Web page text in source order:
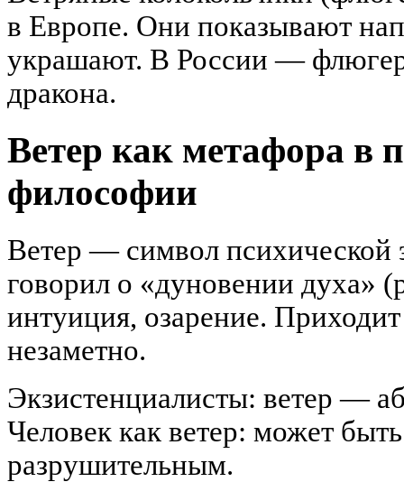
в Европе. Они показывают
украшают. В России —
дракона.
Ветер как метафора в
философии
Ветер — символ
говорил о «дуновении духа»
интуиция, озарение.
незаметно.
Экзистенциалисты: ветер —
Человек как ветер: может
разрушительным.